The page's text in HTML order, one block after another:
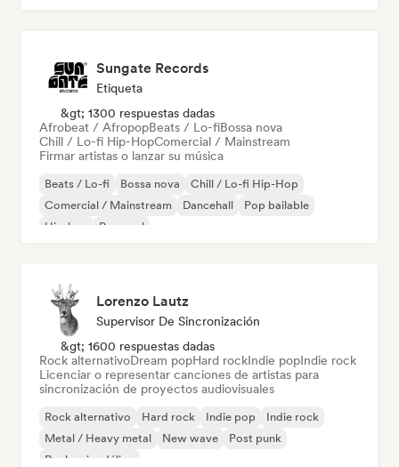
Sungate Records
Etiqueta
&gt; 1300 respuestas dadas
Afrobeat / AfropopBeats / Lo-fiBossa nova
Chill / Lo-fi Hip-HopComercial / Mainstream
Firmar artistas o lanzar su música
Beats / Lo-fi Bossa nova
Chill / Lo-fi Hip-Hop
Comercial / Mainstream
Dancehall
Pop bailable
Hip-hop
Pop soul
Lorenzo Lautz
Supervisor De Sincronización
&gt; 1600 respuestas dadas
Rock alternativoDream popHard rockIndie popIndie rock
Licenciar o representar canciones de artistas para
sincronización de proyectos audiovisuales
Rock alternativo Hard rock Indie pop
Indie rock
Metal / Heavy metal
New wave
Post punk
Rock psicodélico